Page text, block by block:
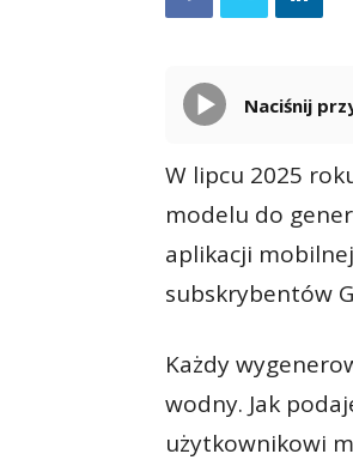
Naciśnij
W lipcu 2025
modelu do
aplikacji
subskrybentów
Każdy
wodny. Jak
użytkownikowi